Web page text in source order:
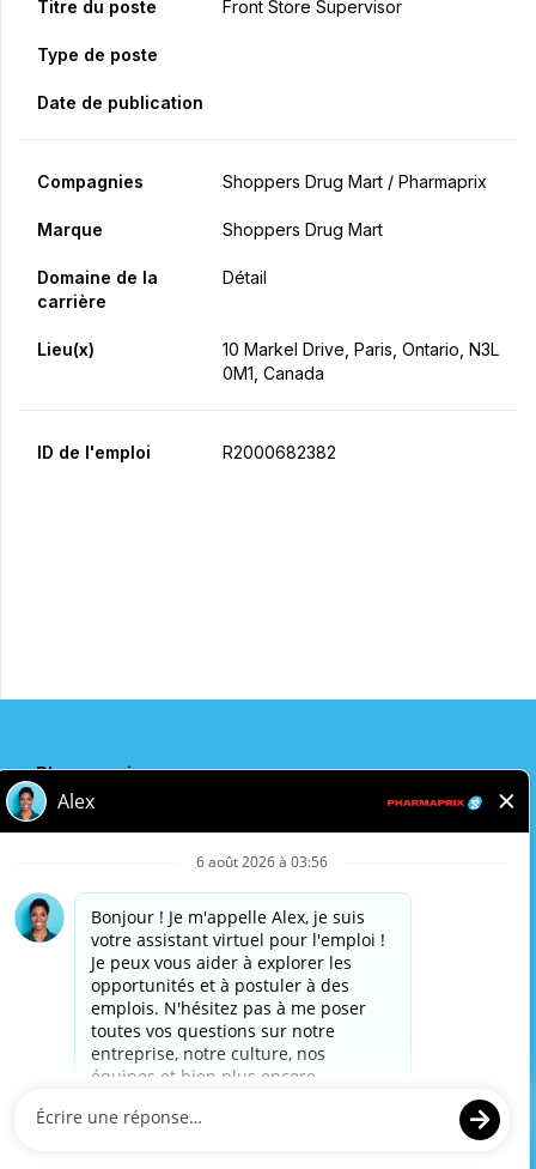
Titre du poste Front Store Supervisor
Type de poste
Date de publication
Compagnies Shoppers Drug Mart / Pharmaprix
Marque Shoppers Drug Mart
Domaine de la
carrière
Détail
Lieu(x)
10 Markel Drive, Paris, Ontario, N3L
0M1, Canada
ID de l'emploi R2000682382
Pharmaprix
Adresse de l'entreprise
243 Consumers Road
M2J 4W8
Politique de confidentialité
Avis légal
Accessibilité
Pharmaprix